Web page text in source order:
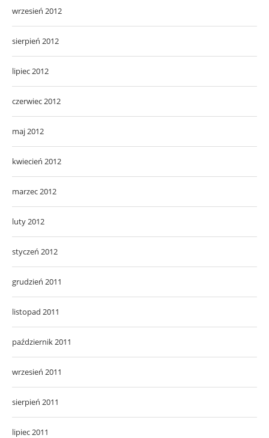
wrzesień 2012
sierpień 2012
lipiec 2012
czerwiec 2012
maj 2012
kwiecień 2012
marzec 2012
luty 2012
styczeń 2012
grudzień 2011
listopad 2011
październik 2011
wrzesień 2011
sierpień 2011
lipiec 2011